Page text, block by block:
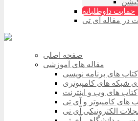
حمایت داوطلبانه
در مقاله آی تی
صفحه اصلی
مقاله های آموزشی
کتاب های برنامه نویسی
شبکه های کامپیوتری
کتاب های وب و اینترنت
های کامپیوتر و آی تی
الکترونیکی آی تی